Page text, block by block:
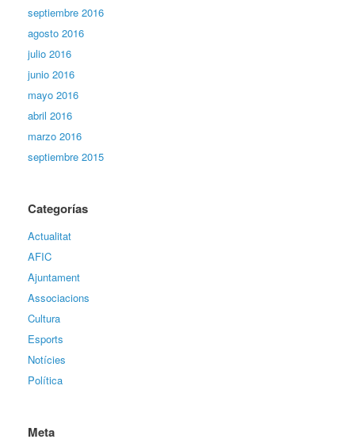
septiembre 2016
agosto 2016
julio 2016
junio 2016
mayo 2016
abril 2016
marzo 2016
septiembre 2015
Categorías
Actualitat
AFIC
Ajuntament
Associacions
Cultura
Esports
Notícies
Política
Meta